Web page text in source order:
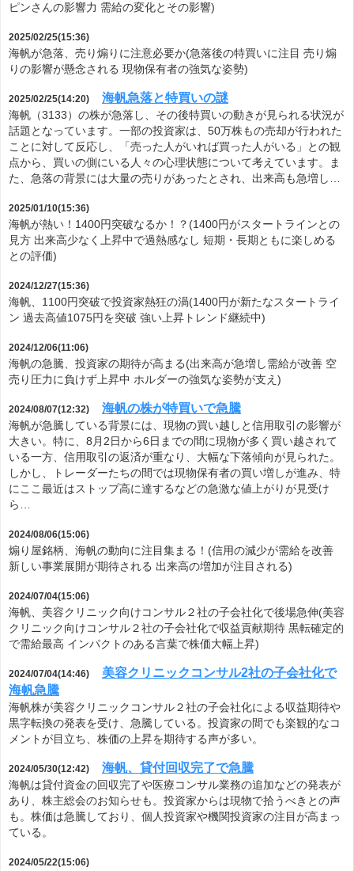
ピンさんの影響力 需給の変化とその影響)
2025/02/25(15:36)
海帆が急落、売り煽りに注意必要か(急落後の特買いに注目 売り煽
りの影響が懸念される 現物保有者の強気な姿勢)
2025/02/25(14:20) 海帆急落と特買いの謎
海帆（3133）の株が急落し、その後特買いの動きが見られる状況が
話題となっています。一部の投資家は、50万株もの売却が行われた
ことに対して反応し、「売った人がいれば買った人がいる」との観
点から、買いの側にいる人々の心理状態について考えています。ま
た、急落の背景には大量の売りがあったとされ、出来高も急増し…
2025/01/10(15:36)
海帆が熱い！1400円突破なるか！？(1400円がスタートラインとの
見方 出来高少なく上昇中で過熱感なし 短期・長期ともに楽しめる
との評価)
2024/12/27(15:36)
海帆、1100円突破で投資家熱狂の渦(1400円が新たなスタートライ
ン 過去高値1075円を突破 強い上昇トレンド継続中)
2024/12/06(11:06)
海帆の急騰、投資家の期待が高まる(出来高が急増し需給が改善 空
売り圧力に負けず上昇中 ホルダーの強気な姿勢が支え)
2024/08/07(12:32) 海帆の株が特買いで急騰
海帆が急騰している背景には、現物の買い越しと信用取引の影響が
大きい。特に、8月2日から6日までの間に現物が多く買い越されて
いる一方、信用取引の返済が重なり、大幅な下落傾向が見られた。
しかし、トレーダーたちの間では現物保有者の買い増しが進み、特
にここ最近はストップ高に達するなどの急激な値上がりが見受け
ら…
2024/08/06(15:06)
煽り屋銘柄、海帆の動向に注目集まる！(信用の減少が需給を改善
新しい事業展開が期待される 出来高の増加が注目される)
2024/07/04(15:06)
海帆、美容クリニック向けコンサル２社の子会社化で後場急伸(美容
クリニック向けコンサル２社の子会社化で収益貢献期待 黒転確定的
で需給最高 インパクトのある言葉で株価大幅上昇)
2024/07/04(14:46)
美容クリニックコンサル2社の子会社化で
海帆急騰
海帆株が美容クリニックコンサル２社の子会社化による収益期待や
黒字転換の発表を受け、急騰している。投資家の間でも楽観的なコ
メントが目立ち、株価の上昇を期待する声が多い。
2024/05/30(12:42) 海帆、貸付回収完了で急騰
海帆は貸付資金の回収完了や医療コンサル業務の追加などの発表が
あり、株主総会のお知らせも。投資家からは現物で拾うべきとの声
も。株価は急騰しており、個人投資家や機関投資家の注目が高まっ
ている。
2024/05/22(15:06)